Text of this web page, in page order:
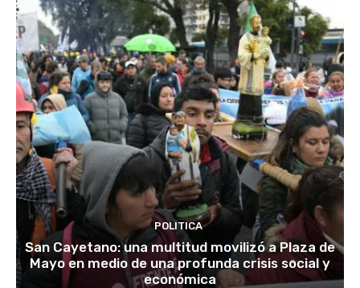
POLITICA
San Cayetano: una multitud movilizó a Plaza de
Mayo en medio de una profunda crisis social y
económica